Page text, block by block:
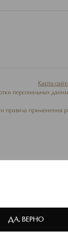
Карта
персональных
и правила применения
ДА, ВЕРНО